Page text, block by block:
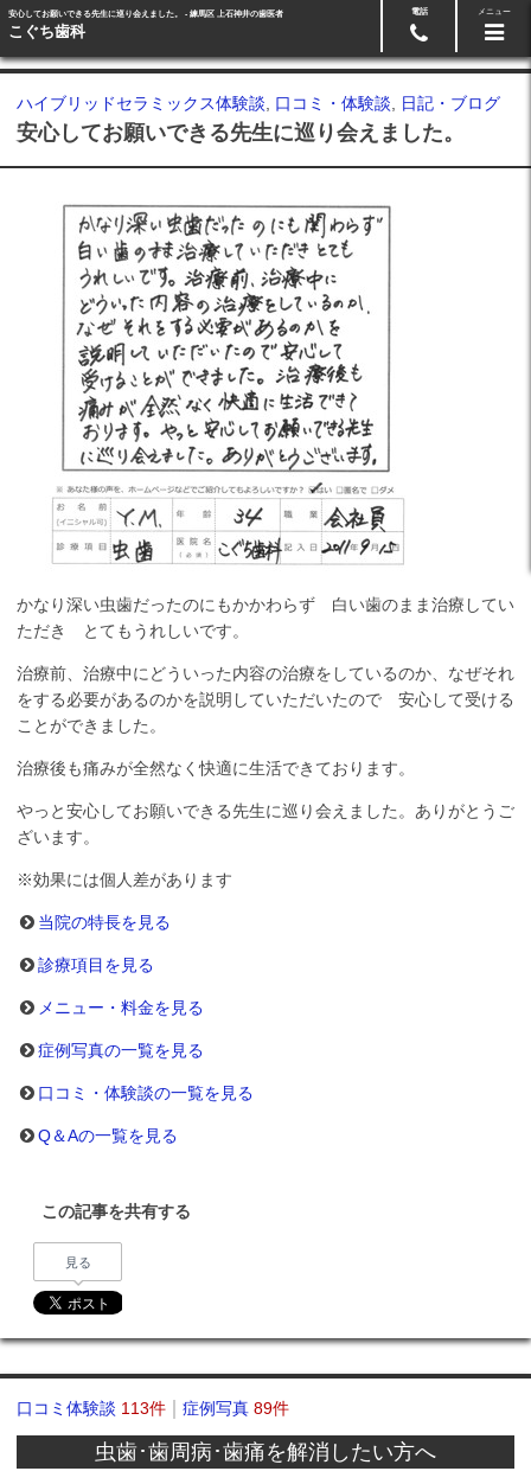
安心してお願いできる先生に巡り会えました。 - 練馬区 上石神井の歯医者
こぐち歯科
電話 メニュー
ハイブリッドセラミックス体験談 口コミ・体験談 日記・ブログ
安心してお願いできる先生に巡り会えました。
かなり深い虫歯だったのにもかかわらず 白い歯のまま治療してい
ただき とてもうれしいです。
治療前、治療中にどういった内容の治療をしているのか、なぜそれ
をする必要があるのかを説明していただいたので 安心して受ける
ことができました。
治療後も痛みが全然なく快適に生活できております。
やっと安心してお願いできる先生に巡り会えました。ありがとうご
ざいます。
※効果には個人差があります
当院の特長を見る
診療項目を見る
メニュー・料金を見る
症例写真の一覧を見る
口コミ・体験談の一覧を見る
Q＆Aの一覧を見る
この記事を共有する
見る
口コミ体験談 113件 症例写真89件
虫歯･歯周病･歯痛を解消したい方へ
Googleマップ 03-5991-3918